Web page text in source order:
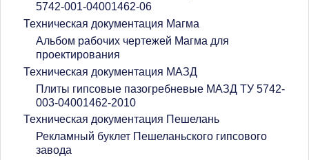
5742-001-04001462-06
Техническая документация Магма
Альбом рабочих чертежей Магма для
проектирования
Техническая документация МАЗД
Плиты гипсовые пазогребневые МАЗД ТУ 5742-
003-04001462-2010
Техническая документация Пешелань
Рекламный буклет Пешеланьского гипсового
завода